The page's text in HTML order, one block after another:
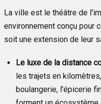
La ville est le théâtre de
environnement conçu pour
soit une extension de leur
Le luxe de la distance
les trajets en
boulangerie, l'épicerie